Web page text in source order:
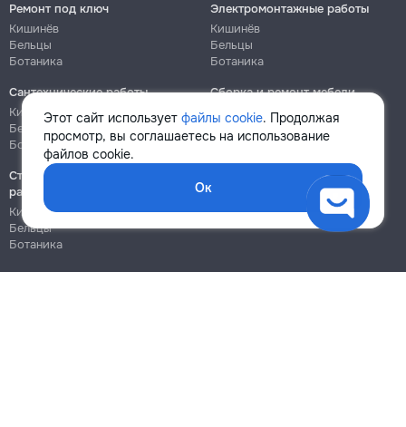
Этот сайт использует файлы cookie. Продолжая
просмотр, вы соглашаетесь на использование
файлов cookie.
Ок
Ремонт под ключ
Кишинёв
Бельцы
Ботаника
Электромонтажные работы
Кишинёв
Бельцы
Ботаника
Сантехнические работы
Кишинёв
Бельцы
Ботаника
Сборка и ремонт мебели
Кишинёв
Ботаника
Строительно-монтажные
работы
Кишинёв
Бельцы
Ботаника